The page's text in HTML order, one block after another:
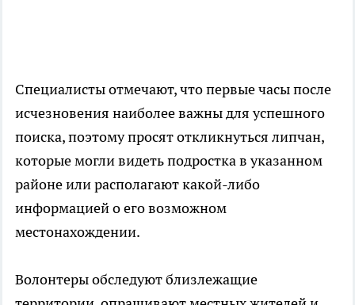
Специалисты отмечают, что первые часы после
исчезновения наиболее важны для успешного
поиска, поэтому просят откликнуться липчан,
которые могли видеть подростка в указанном
районе или располагают какой-либо
информацией о его возможном
местонахождении.
Волонтеры обследуют близлежащие